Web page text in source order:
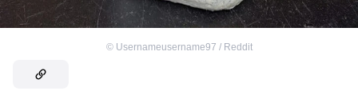
© Usernameusername97 / Reddit